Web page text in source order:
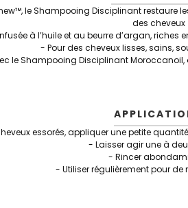
le Shampooing Disciplinant restaure
des cheveux
à l’huile et au beurre d’argan,
- Pour des cheveux lisses, sains,
le Shampooing Disciplinant Moroccanoil,
essorés, appliquer une petite
- Laisser agir une à
- Rincer
- Utiliser régulièrement pour de